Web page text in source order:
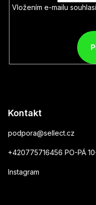
Vložením e-mailu
Kontakt
podpora@sellect.cz
+420775716456 PO-PÁ
Instagram